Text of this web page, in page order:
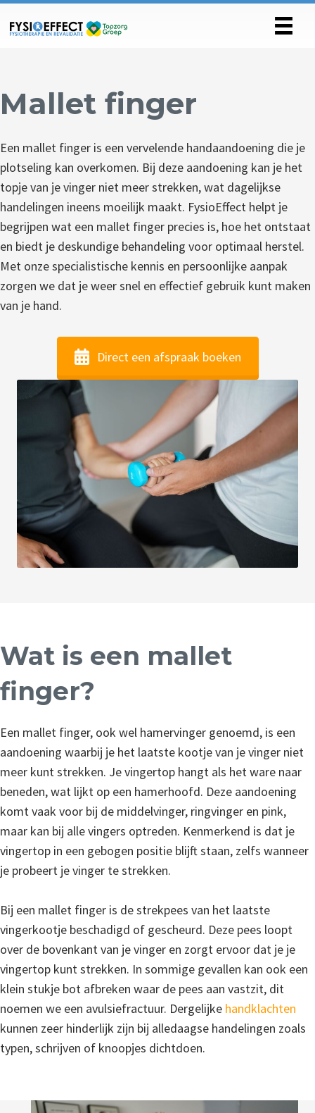
Mallet finger
Een mallet finger is een vervelende handaandoening die je
plotseling kan overkomen. Bij deze aandoening kan je het
topje van je vinger niet meer strekken, wat dagelijkse
handelingen ineens moeilijk maakt. FysioEffect helpt je
begrijpen wat een mallet finger precies is, hoe het ontstaat
en biedt je deskundige behandeling voor optimaal herstel.
Met onze specialistische kennis en persoonlijke aanpak
zorgen we dat je weer snel en effectief gebruik kunt maken
van je hand.
Direct een afspraak boeken
Wat is een mallet
finger?
Een mallet finger, ook wel hamervinger genoemd, is een
aandoening waarbij je het laatste kootje van je vinger niet
meer kunt strekken. Je vingertop hangt als het ware naar
beneden, wat lijkt op een hamerhoofd. Deze aandoening
komt vaak voor bij de middelvinger, ringvinger en pink,
maar kan bij alle vingers optreden. Kenmerkend is dat je
vingertop in een gebogen positie blijft staan, zelfs wanneer
je probeert je vinger te strekken.
Bij een mallet finger is de strekpees van het laatste
vingerkootje beschadigd of gescheurd. Deze pees loopt
over de bovenkant van je vinger en zorgt ervoor dat je je
vingertop kunt strekken. In sommige gevallen kan ook een
klein stukje bot afbreken waar de pees aan vastzit, dit
noemen we een avulsiefractuur. Dergelijke handklachten
kunnen zeer hinderlijk zijn bij alledaagse handelingen zoals
typen, schrijven of knoopjes dichtdoen.